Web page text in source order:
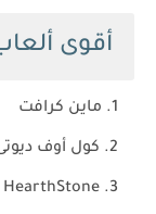
أقوى
ماين كرافت
كول أوف
HearthStone